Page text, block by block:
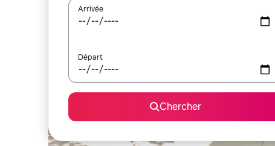
Arrivée
Départ
Chercher